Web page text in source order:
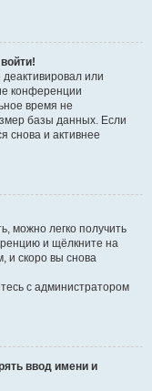
или
конференции
время не
базы данных. Если
снова и активнее
можно легко получить
и щёлкните на
и скоро вы снова
с администратором
ввод имени и